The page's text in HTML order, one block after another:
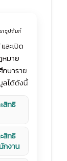
ราชูปถัมภ์
ละเปิด
หมาย
ษาราย
ลได้ดังนี้
สิทธิ
สิทธิ
กงาน